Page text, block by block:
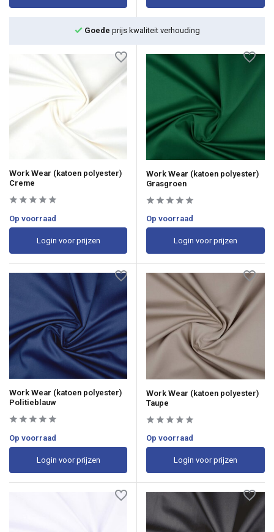
Groot assortiment metsnelle levering
Work Wear (katoen polyester)
Creme
Op voorraad
Login voor prijzen
Work Wear (katoen polyester)
Grasgroen
Op voorraad
Login voor prijzen
Work Wear (katoen polyester)
Politieblauw
Op voorraad
Login voor prijzen
Work Wear (katoen polyester)
Taupe
Op voorraad
Login voor prijzen